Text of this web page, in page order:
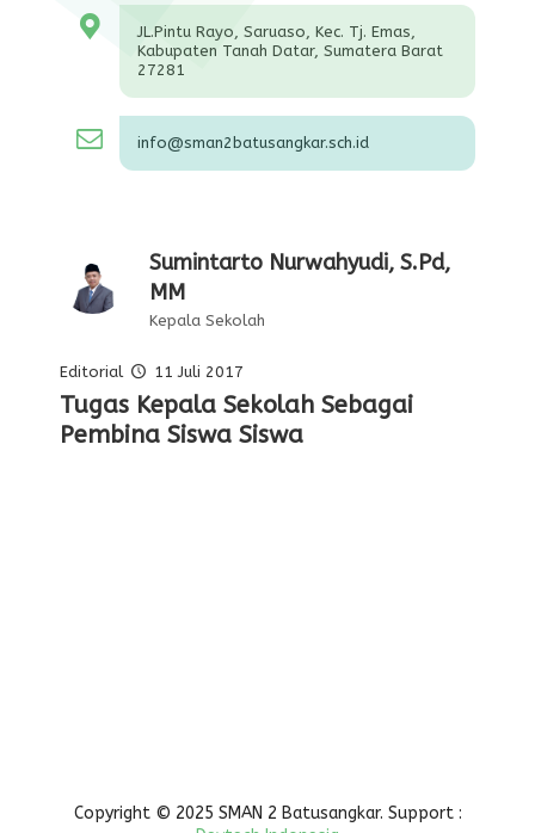
JL.Pintu Rayo, Saruaso, Kec. Tj. Emas,
Kabupaten Tanah Datar, Sumatera Barat
27281
info@sman2batusangkar.sch.id
Sumintarto Nurwahyudi, S.Pd,
MM
Kepala Sekolah
Pelajaran Serta Keteladanan Dari
Para Pahlawan
Editorial 11 Juli 2017
Tugas Kepala Sekolah Sebagai
Pembina Siswa Siswa
Editorial Oleh Kepala Sekolah
Membentuk Karakter Siswa Di
Sekolah
Copyright © 2025 SMAN 2 Batusangkar. Support :